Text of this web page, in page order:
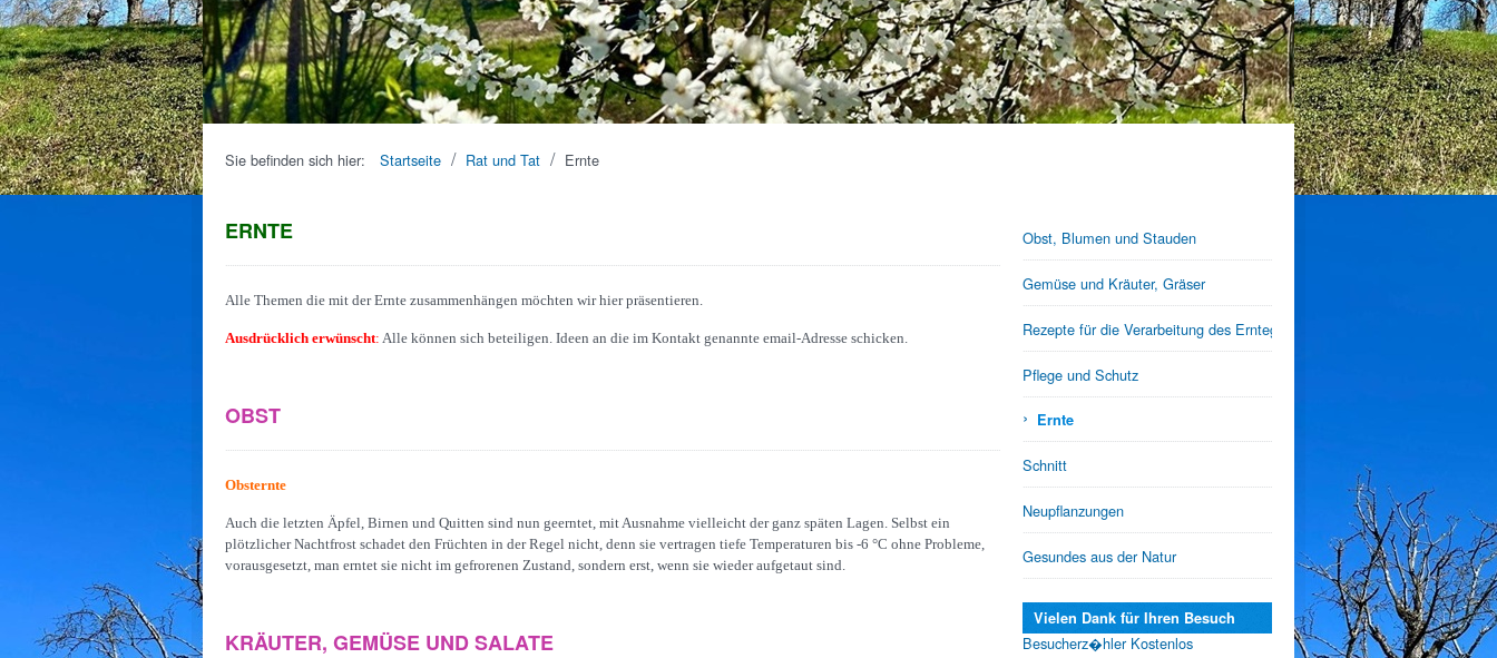
1 2 3 4 5 6 7 8 910
Sie befinden sich hier: Startseite / Rat und Tat / Ernte
ERNTE
Alle Themen die mit der Ernte zusammenhängen möchten wir hier präsentieren.
Ausdrücklich erwünscht: Alle können sich beteiligen. Ideen an die im Kontakt genannte email-Adresse schicken.
OBST
Obsternte
Auch die letzten Äpfel, Birnen und Quitten sind nun geerntet, mit Ausnahme vielleicht der ganz späten Lagen. Selbst ein
plötzlicher Nachtfrost schadet den Früchten in der Regel nicht, denn sie vertragen tiefe Temperaturen bis -6 °C ohne Probleme,
vorausgesetzt, man erntet sie nicht im gefrorenen Zustand, sondern erst, wenn sie wieder aufgetaut sind.
KRÄUTER, GEMÜSE UND SALATE
Obst, Blumen und Stauden
Gemüse und Kräuter, Gräser
Rezepte für die Verarbeitung des Erntegutes
Pflege und Schutz
› Ernte
Schnitt
Neupflanzungen
Gesundes aus der Natur
Vielen Dank für Ihren Besuch
Besucherz�hler Kostenlos